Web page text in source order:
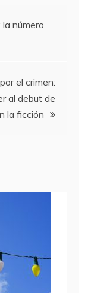
número
el crimen:
al debut de
la ficción